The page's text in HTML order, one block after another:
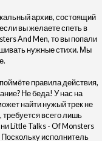
архив, состоящий
вы желаете спеть в
And Men, то вы попали
нужные стихи. Мы
правила действия,
Не беда! У нас на
найти нужый трек не
требуется всего лишь
Little Talks - Of Monsters
исполнитель